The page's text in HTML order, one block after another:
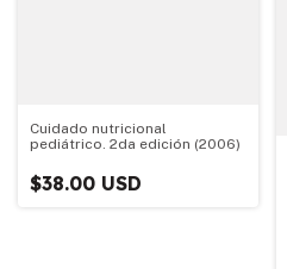
Cuidado nutricional
pediátrico. 2da edición (2006)
$38.00 USD